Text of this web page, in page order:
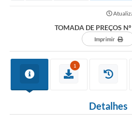
TOMADA DE PREÇOS
Imprimir
1
Detalhes